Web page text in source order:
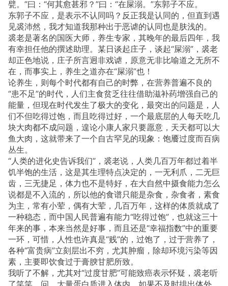
甓。”曰：“何其愈甚邪？”曰：“在屎溺。”东郭子不应。
东郭子不应，是表示不认同吗？反正我是认同的，但直到遇
见裘沛然，我才知道我那种出于恶谑的认同也是肤浅的。
裘老是著名的国医大师，养生专家，其晚年的最后四年，我
有幸担任他的撰述助理。某日谈起庄子，谈起“屎溺”，裘老
却正色地说，庄子所言迥非戏谑，原意无非比喻道之无所不
在，而事实上，养生之道亦在“屎溺”也！
论养生，则每个时代都有自己的时弊，在营养普遍不良的
“患不足”的时代，人们主食贫乏往往借助滋补药增强自己的
能量，但现在时代发生了极大的变化，最突出的问题是，人
们不但吃得过饱，而且吃得过好，一个最底层的人每天吃几
块大肉都不成问题，遑论小康人家只要愿意，天天都可以大
鱼大肉，这就带来了一个自古罕见的现象：饱餍过度而百病
丛生。
“人类的进化史告诉我们”，裘老说，人类几百万年都过着半
饥半饱的生活，这是其生理特点决定的，一无利爪，二无巨
齿，三无捷足，体力也不是特好，在大自然中摄食能力怎么
说都是不入流的，所以他的食谱只能是杂食，杂食者，素食
为主，常有小荤，偶有大荤，几百万年，这样的体质就成了
一种稳态，而中国人民普遍有能力“吃得过饱”，也就这三十
年来的事，本来当然是好事，而且还是“幸福指数”中的重要
一环，可惜，人性也许真是“贱”的，过饱了，过于营养了，
各种“富贵病”立刻层出不穷，尤其肿瘤，除却环境污染等因
素，主要即饮食过于膏腴甘肥所致。
我听了不解，尤其对“过度甘肥”可能致癌表示怀疑，裘老听